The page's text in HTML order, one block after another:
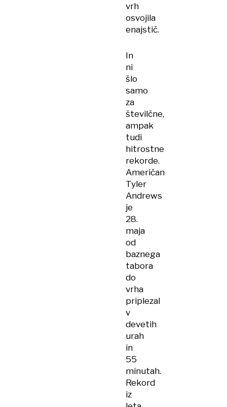
vrh
osvojila
enajstič.
In
ni
šlo
samo
za
številčne,
ampak
tudi
hitrostne
rekorde.
Američan
Tyler
Andrews
je
28.
maja
od
baznega
tabora
do
vrha
priplezal
v
devetih
urah
in
55
minutah.
Rekord
iz